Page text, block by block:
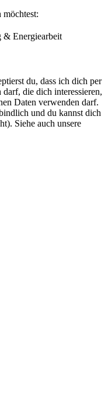
& Energiearbeit
du, dass ich dich per
die dich interessieren,
Daten verwenden darf.
und du kannst dich
Siehe auch unsere